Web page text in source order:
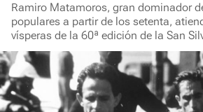
Ramiro Matamoros, gran dominador
populares a partir de los setenta,
vísperas de la 60ª edición de la San